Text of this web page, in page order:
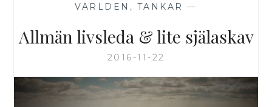
VÄRLDEN , TANKAR —
Allmän livsleda & lite själaskav
2016-11-22